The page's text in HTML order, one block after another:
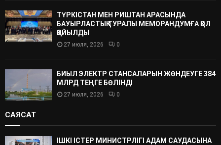
ТҮРКІСТАН МЕН РИШТАН АРАСЫНДА
БАУЫРЛАСТЫҚ ТУРАЛЫ МЕМОРАНДУМҒА ҚОЛ
ҚОЙЫЛДЫ
27 июля, 2026 0
БИЫЛ ЭЛЕКТР СТАНСАЛАРЫН ЖӨНДЕУГЕ 384
МЛРД ТЕҢГЕ БӨЛІНДІ
27 июля, 2026 0
САЯСАТ
ІШКІ ІСТЕР МИНИСТРЛІГІ АДАМ САУДАСЫНА